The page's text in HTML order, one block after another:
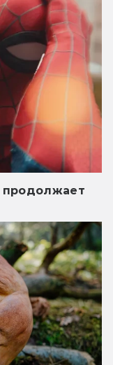
продолжает